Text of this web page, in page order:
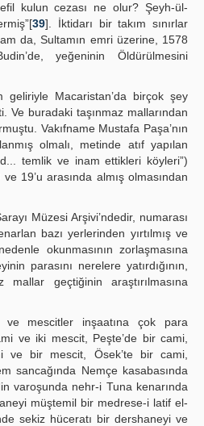
kulun cezası ne olur? Şeyh-ül-
39]. İktidarı bir takım sınırlar
da, Sultamın emri üzerine, 1578
yeğeninin Öldürülmesini
geliriyle Macaristan’da birçok şey
Ve buradaki taşınmaz mallarından
Vakıfname Mustafa Paşa’nın
olmalı, metinde atıf yapılan
temlik ve inam ettikleri köyleri”)
ve 19’u arasında almış olmasından
Müzesi Arşivi’ndedir, numarası
bazı yerlerinden yırtılmış ve
okunmasının zorlaşmasına
parasını nerelere yatırdığının,
geçtiğinin araştırılmasına
ve mescitler inşaatına çok para
ve iki mescit, Peşte’de bir cami,
ve bir mescit, Ösek’te bir cami,
sancağında Nemçe kasabasında
varoşunda nehr-i Tuna kenarında
müştemil bir medrese-i latif el-
sekiz hüceratı bir dershaneyi ve